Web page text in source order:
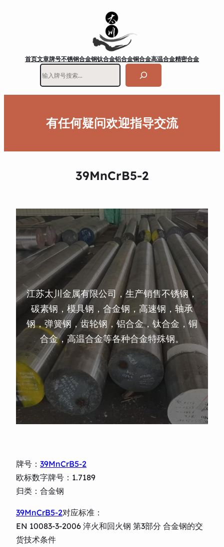
首页文章牌号不锈钢合金钢钛合金铝合金铜合金高温合金精密合金
有任何疑问欢迎指导交流
39MnCrB5-2
江苏太川金属有限公司，生产销售不锈钢，
碳素钢，模具钢，合金钢，高速钢，轴承
钢，弹簧钢，齿轮钢，铝合金，钛合金，铜
合金，高温合金等各种合金特殊钢。
牌号： 39MnCrB5-2
欧标数字牌号：1.7189
归类：合金钢
39MnCrB5-2对应标准：
EN 10083-3-2006 淬火和回火钢 第3部分 合金钢的交
货技术条件